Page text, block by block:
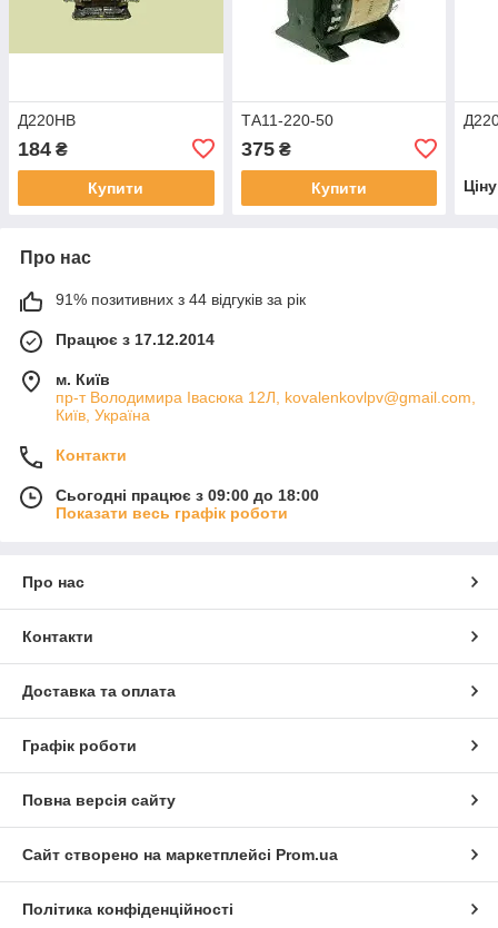
Д220НВ
184 ₴
Купити
ТА11-220-50
375₴
Купити
Про нас
91% позитивних з 44 відгуків за рік
Працює з 17.12.2014
м. Київ
пр-т Володимира Івасюка 12Л, kovalenkovlpv@gmail.com,
Київ, Україна
Контакти
Сьогодні працює з 09:00 до 18:00
Показати весь графік роботи
Про нас
Контакти
Доставка та оплата
Графік роботи
Повна версія сайту
Сайт створено на маркетплейсі Prom.ua
Політика конфіденційності